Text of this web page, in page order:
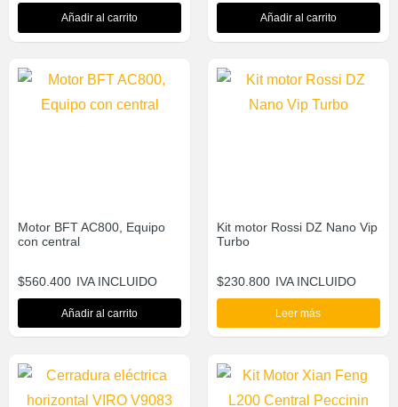
Añadir al carrito Añadir al carrito
Motor BFT AC800, Equipo
con central
$560.400 IVA INCLUIDO
Añadir al carrito
Kit motor Rossi DZ Nano Vip
Turbo
$230.800 IVA INCLUIDO
Leer más